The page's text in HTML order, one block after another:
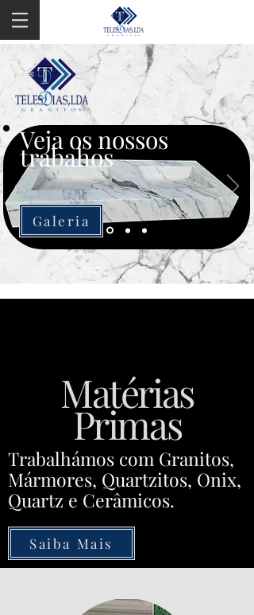
Veja os nossos
trabahos
Galeria
Matérias
Primas
Trabalhámos com Granitos,
Mármores, Quartzitos, Onix,
Quartz e Cerâmicos.
Saiba Mais